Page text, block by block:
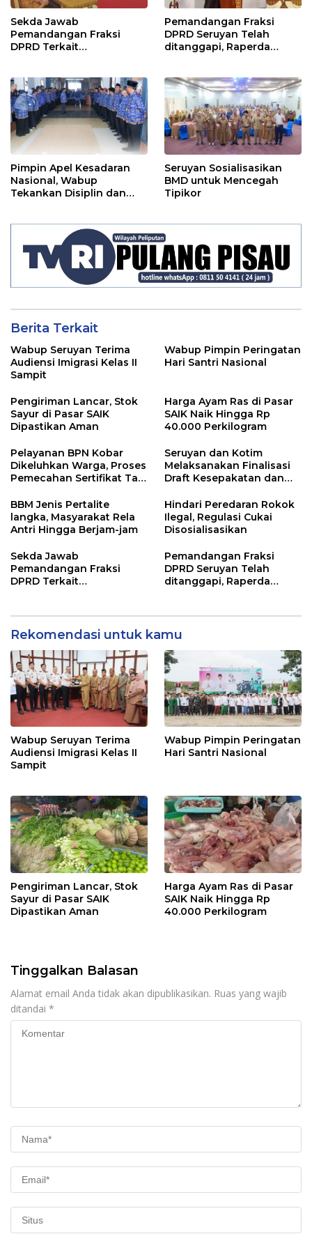
Sekda Jawab
Pemandangan Fraksi
DPRD Terkait
2024
Pemandangan Fraksi
DPRD Seruyan Telah
ditanggapi, Raperda
Pimpin Apel Kesadaran
Nasional, Wabup
Tekankan Disiplin dan
Seruyan Sosialisasikan
BMD untuk Mencegah
Tipikor
Berita Terkait
Wabup Seruyan Terima
Audiensi Imigrasi Kelas II
Sampit
Wabup Pimpin Peringatan
Hari Santri Nasional
Pengiriman Lancar, Stok
Sayur di Pasar SAIK
Dipastikan Aman
Harga Ayam Ras di Pasar
SAIK Naik Hingga Rp
40.000 Perkilogram
Pelayanan BPN Kobar
Dikeluhkan Warga, Proses
Pemecahan Sertifikat Tak
Seruyan dan Kotim
Melaksanakan Finalisasi
Draft Kesepakatan dan
BBM Jenis Pertalite
langka, Masyarakat Rela
Antri Hingga Berjam-jam
Hindari Peredaran Rokok
Ilegal, Regulasi Cukai
Disosialisasikan
Sekda Jawab
Pemandangan Fraksi
DPRD Terkait
2024
Pemandangan Fraksi
DPRD Seruyan Telah
ditanggapi, Raperda
Rekomendasi untuk kamu
Wabup Seruyan Terima
Audiensi Imigrasi Kelas II
Sampit
Wabup Pimpin Peringatan
Hari Santri Nasional
Pengiriman Lancar, Stok
Sayur di Pasar SAIK
Dipastikan Aman
Harga Ayam Ras di Pasar
SAIK Naik Hingga Rp
40.000 Perkilogram
Tinggalkan Balasan
Alamat email Anda tidak akan dipublikasikan. Ruas yang wajib
ditandai *